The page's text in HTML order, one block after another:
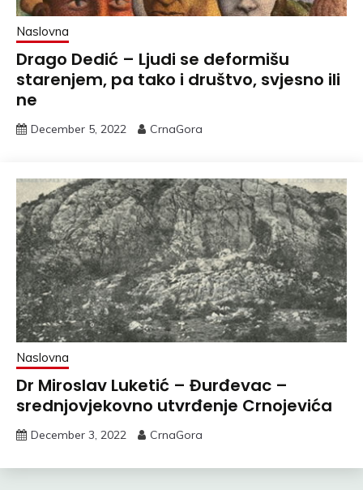
Naslovna
Drago Dedić – Ljudi se deformišu
starenjem, pa tako i društvo, svjesno ili
ne
December 5, 2022 CrnaGora
Naslovna
Dr Miroslav Luketić – Đurđevac –
srednjovjekovno utvrđenje Crnojevića
December 3, 2022 CrnaGora